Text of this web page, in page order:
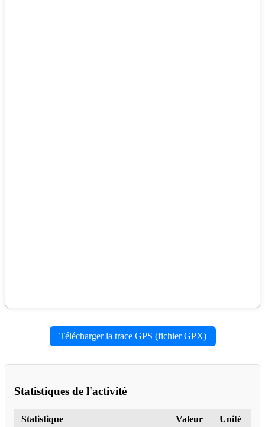
Télécharger la trace GPS (fichier GPX)
Statistiques de l'activité
Statistique Valeur Unité